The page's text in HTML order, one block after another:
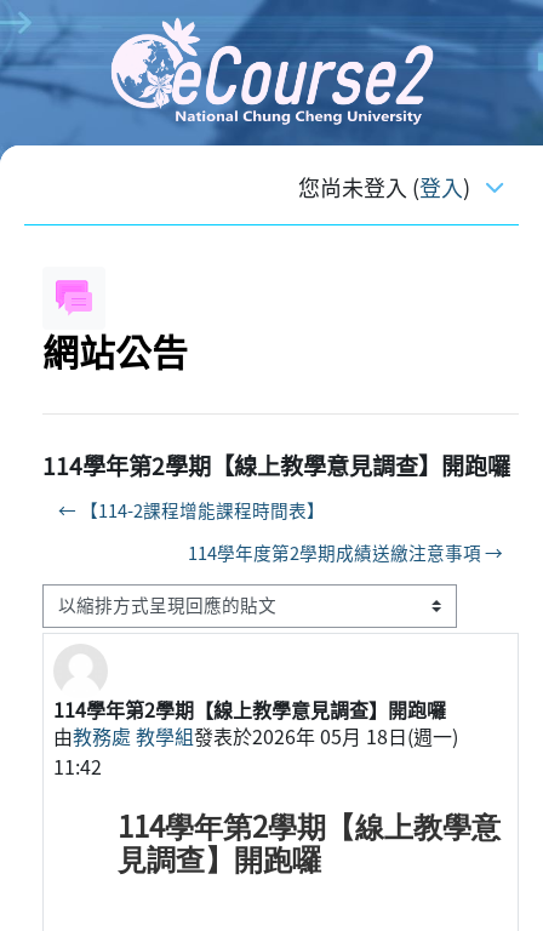
跳至主內容
您尚未登入 (登入)
網站公告
114學年第2學期【線上教學意見調查】開跑囉
← 【114-2課程增能課程時間表】
114學年度第2學期成績送繳注意事項 →
顯示模式
114學年第2學期【線上教學意見調查】開跑囉
由教務處 教學組發表於2026年 05月 18日(週一)
11:42
Number of replies: 0
114學年第2學期【線上教學意
見調查】開跑囉